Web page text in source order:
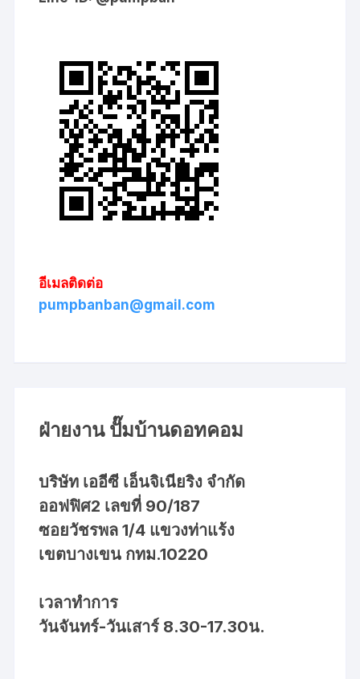
อีเมลติดต่อ
pumpbanban@gmail.com
ฝ่ายงาน ปั๊มบ้านดอทคอม
บริษัท เออีซี เอ็นจิเนียริง จำกัด
ออฟฟิศ2 เลขที่ 90/187
ซอยวัชรพล 1/4 แขวงท่าแร้ง
เขตบางเขน กทม.10220
เวลาทำการ
วันจันทร์-วันเสาร์ 8.30-17.30น.